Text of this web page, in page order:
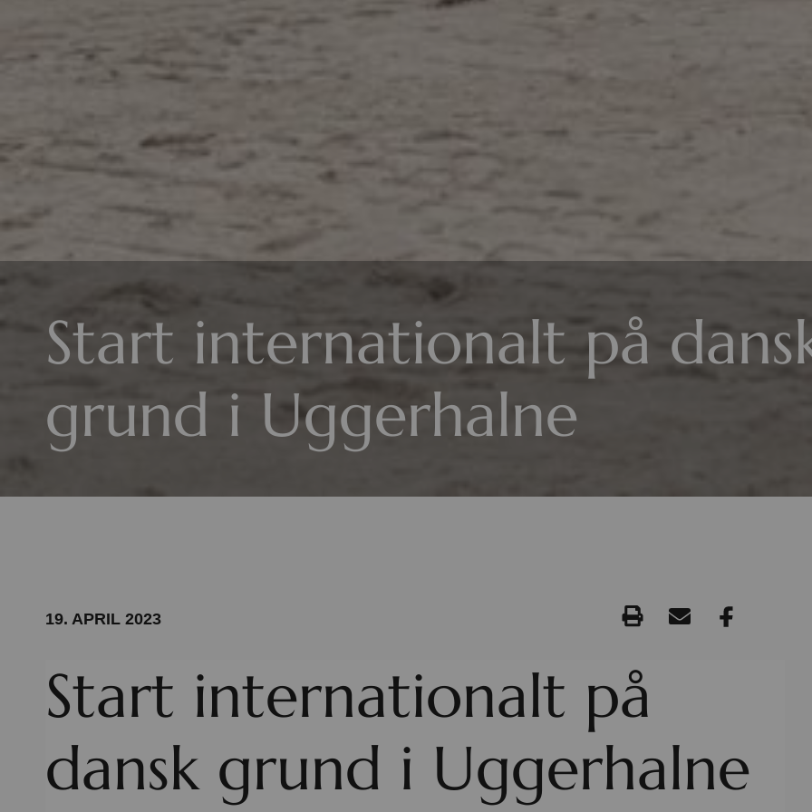
Start internationalt på
grund i Uggerhalne
19. APRIL 2023
Start internationalt på
dansk grund i Uggerhalne